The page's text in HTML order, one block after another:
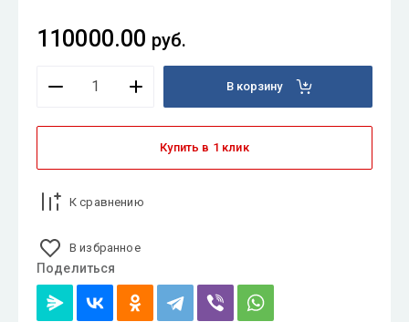
110000.00 руб.
В корзину
Купить в 1 клик
К сравнению
В избранное
Поделиться